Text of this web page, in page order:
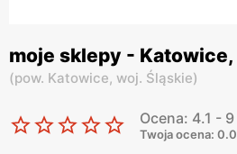
moje sklepy - Katowice,
(pow. Katowice, woj. Śląskie)
Ocena: 4.1 -
Twoja ocena: 0.0